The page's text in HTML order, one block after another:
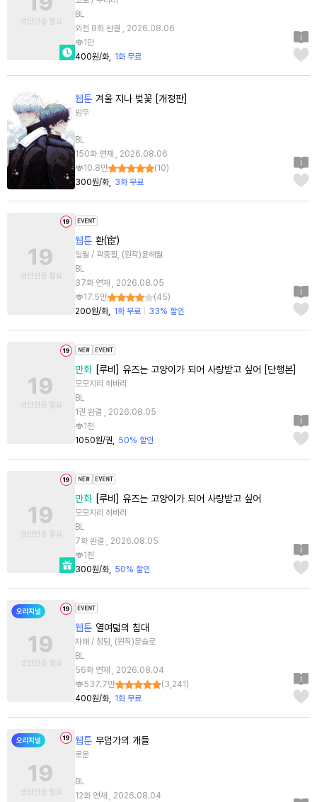
BL
외전 8화 완결 , 2026.08.06
1만
400원/화
1화 무료
웹툰 겨울 지나 벚꽃 [개정판]
밤우
BL
150화 연재 , 2026.08.06
10.8만
(10)
300원/화
3화 무료
웹툰 환(宦)
일월 / 곽종필, (원작)윤해월
BL
37화 연재 , 2026.08.05
17.5만
(45)
200원/화
1화 무료 33% 할인
만화 [루비] 유즈는 고양이가 되어 사랑받고 싶어 [단행본]
모모지리 히바리
BL
1권 완결 , 2026.08.05
1천
1050원/권
50% 할인
만화 [루비] 유즈는 고양이가 되어 사랑받고 싶어
모모지리 히바리
BL
7화 완결 , 2026.08.05
1천
300원/화
50% 할인
웹툰 열여덟의 침대
자태 / 청담, (원작)문슬로
BL
56화 연재 , 2026.08.04
537.7만
(3,241 )
400원/화
1화 무료
웹툰 무덤가의 개들
로운
BL
12화 연재 , 2026.08.04